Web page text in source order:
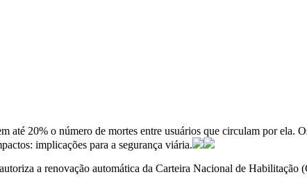
até 20% o número de mortes entre usuários que circulam por ela.
implicações para a segurança viária.
a renovação automática da Carteira Nacional de Habilitação